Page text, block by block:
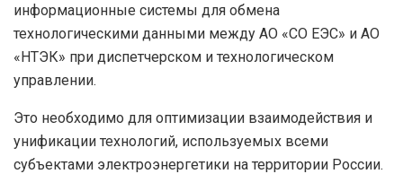
информационные системы для обмена
технологическими данными между АО «СО ЕЭС» и АО
«НТЭК» при диспетчерском и технологическом
управлении.
Это необходимо для оптимизации взаимодействия и
унификации технологий, используемых всеми
субъектами электроэнергетики на территории России.